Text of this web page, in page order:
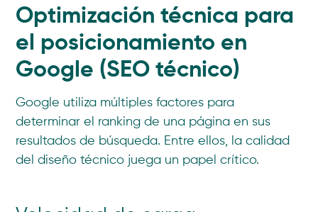
Optimización técnica para
el posicionamiento en
Google (SEO técnico)
Google utiliza múltiples factores para
determinar el ranking de una página en sus
resultados de búsqueda. Entre ellos, la calidad
del diseño técnico juega un papel crítico.